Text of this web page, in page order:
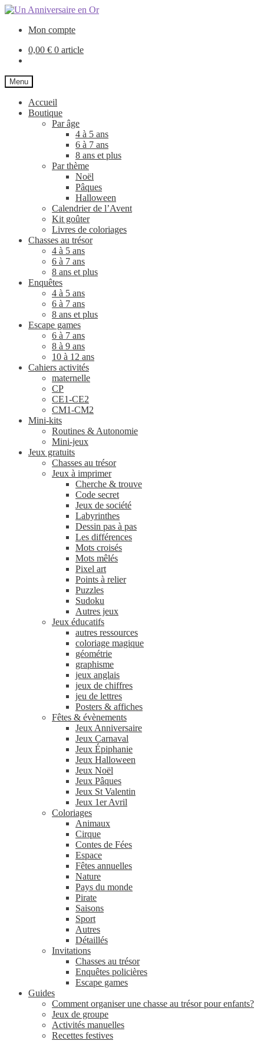
Aller
Aller
contenuMon compte
0,00 € 0 article
Menu
Accueil
Boutique
Par âge
4 à 5 ans
6 à 7 ans
8 ans et plus
Par thème
Noël
Pâques
Halloween
Calendrier de l’Avent
Kit goûter
Livres de coloriages
Chasses au trésor
4 à 5 ans
6 à 7 ans
8 ans et plus
Enquêtes
4 à 5 ans
6 à 7 ans
8 ans et plus
Escape games
6 à 7 ans
8 à 9 ans
10 à 12 ans
Cahiers activités
maternelle
CP
CE1-CE2
CM1-CM2
Mini-kits
Routines & Autonomie
Mini-jeux
Jeux gratuits
Chasses au trésor
Jeux à imprimer
Cherche & trouve
Code secret
Jeux de société
Labyrinthes
Dessin pas à pas
Les différences
Mots croisés
Mots mêlés
Pixel art
Points à relier
Puzzles
Sudoku
Autres jeux
Jeux éducatifs
autres ressources
coloriage magique
géométrie
graphisme
jeux anglais
jeux de chiffres
jeu de lettres
Posters & affiches
Fêtes & évènements
Jeux Anniversaire
Jeux Carnaval
Jeux Épiphanie
Jeux Halloween
Jeux Noël
Jeux Pâques
Jeux St Valentin
Jeux 1er Avril
Coloriages
Animaux
Cirque
Contes de Fées
Espace
Fêtes annuelles
Nature
Pays du monde
Pirate
Saisons
Sport
Autres
Détaillés
Invitations
Chasses au trésor
Enquêtes policières
Escape games
Guides
Comment organiser une chasse au trésor pour enfants?
Jeux de groupe
Activités manuelles
Recettes festives